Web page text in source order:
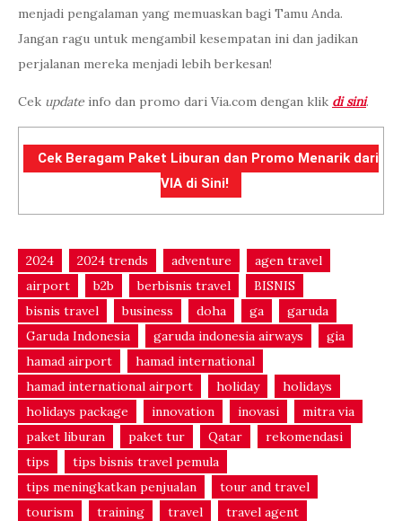
menjadi pengalaman yang memuaskan bagi Tamu Anda.
Jangan ragu untuk mengambil kesempatan ini dan jadikan
perjalanan mereka menjadi lebih berkesan!
Cek update info dan promo dari Via.com dengan klik di sini.
Cek Beragam Paket Liburan dan Promo Menarik dari
VIA di Sini!
2024 2024 trends adventure
agen travel
airport
b2b berbisnis travel
BISNIS
bisnis travel
business doha ga
garuda
Garuda Indonesia
garuda indonesia airways
gia
hamad airport
hamad international
hamad international airport
holiday
holidays
holidays package
innovation inovasi
mitra via
paket liburan
paket tur Qatar
rekomendasi
tips
tips bisnis travel pemula
tips meningkatkan penjualan
tour and travel
tourism
training travel
travel agent